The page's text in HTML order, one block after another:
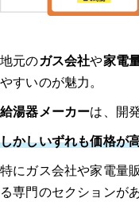
地元のガス会社や家電
やすいのが魅力。
給湯器メーカーは、開
しかしいずれも価格が
特にガス会社や家電量
る専門のセクションが